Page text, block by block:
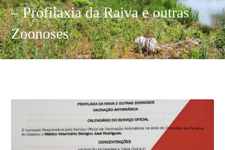
– Profilaxia da Raiva e outras
Zoonoses